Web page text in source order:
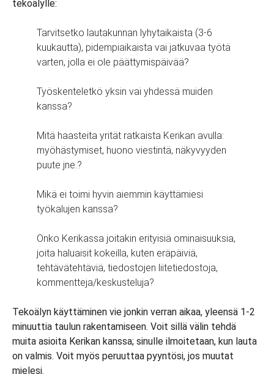
tekoälylle:
Tarvitsetko lautakunnan lyhytaikaista (3-6
kuukautta), pidempiaikaista vai jatkuvaa työtä
varten, jolla ei ole päättymispäivää?
Työskenteletkö yksin vai yhdessä muiden
kanssa?
Mitä haasteita yrität ratkaista Kerikan avulla:
myöhästymiset, huono viestintä, näkyvyyden
puute jne.?
Mikä ei toimi hyvin aiemmin käyttämiesi
työkalujen kanssa?
Onko Kerikassa joitakin erityisiä ominaisuuksia,
joita haluaisit kokeilla, kuten eräpäiviä,
tehtävätehtäviä, tiedostojen liitetiedostoja,
kommentteja/keskusteluja?
Tekoälyn käyttäminen vie jonkin verran aikaa, yleensä 1-2
minuuttia taulun rakentamiseen. Voit sillä välin tehdä
muita asioita Kerikan kanssa; sinulle ilmoitetaan, kun lauta
on valmis. Voit myös peruuttaa pyyntösi, jos muutat
mielesi.